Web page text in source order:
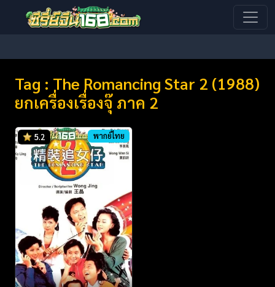
Tag : The Romancing Star 2 (1988)
ยกเครื่องเรื่องจุ๊ ภาค 2
5.2 พากย์ไทย